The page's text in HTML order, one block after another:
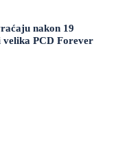
nakon 19
velika PCD Forever